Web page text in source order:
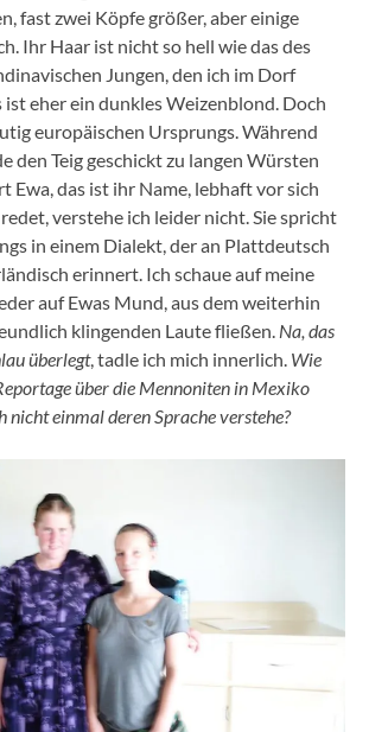
fast zwei Köpfe größer, aber einige
Ihr Haar ist nicht so hell wie das des
Jungen, den ich im Dorf
ist eher ein dunkles Weizenblond. Doch
europäischen Ursprungs. Während
den Teig geschickt zu langen Würsten
Ewa, das ist ihr Name, lebhaft vor sich
verstehe ich leider nicht. Sie spricht
in einem Dialekt, der an Plattdeutsch
erinnert. Ich schaue auf meine
auf Ewas Mund, aus dem weiterhin
klingenden Laute fließen. Na, das
überlegt, tadle ich mich innerlich. Wie
über die Mennoniten in Mexiko
nicht einmal deren Sprache verstehe?